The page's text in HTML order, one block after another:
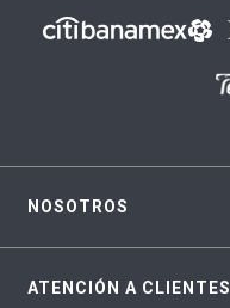
NOSOTROS
ATENCIÓN A CLIENTES